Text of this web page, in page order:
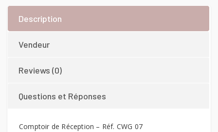
Description
Vendeur
Reviews (0)
Questions et Réponses
Comptoir de Réception – Réf. CWG 07